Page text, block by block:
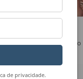
de privacidade.